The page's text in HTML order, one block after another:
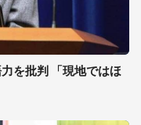
を批判 「現地ではほ